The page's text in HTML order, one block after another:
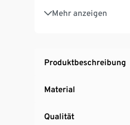
Mehr anzeigen
Nachhaltig durch
Produktbeschreibung
Material
Qualität